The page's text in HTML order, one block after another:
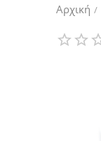
Αρχική /